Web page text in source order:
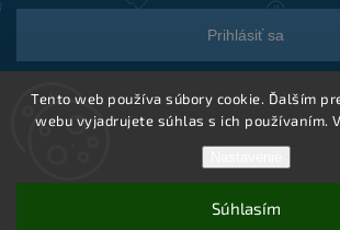
Tento web používa súbory cookie. Ďalším
webu vyjadrujete súhlas s ich používaním.
Súhlasím
Prihlásiť sa